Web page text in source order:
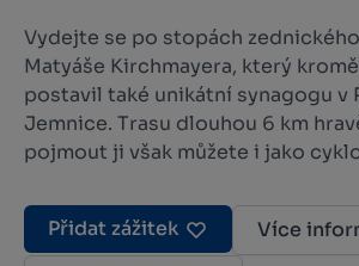
Vydejte se po stopách
Matyáše Kirchmayera, který
postavil také unikátní synagogu v
Jemnice. Trasu dlouhou 6 km
pojmout ji však můžete i jako
Přidat zážitek
Více